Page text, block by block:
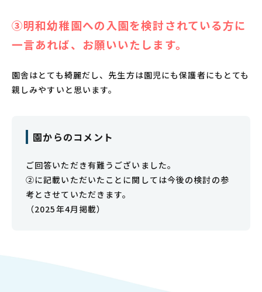
③明和幼稚園への入園を検討されている方に
一言あれば、お願いいたします。
園舎はとても綺麗だし、先生方は園児にも保護者にもとても
親しみやすいと思います。
園からのコメント
ご回答いただき有難うございました。
②に記載いただいたことに関しては今後の検討の参
考とさせていただきます。
（2025年4月掲載）